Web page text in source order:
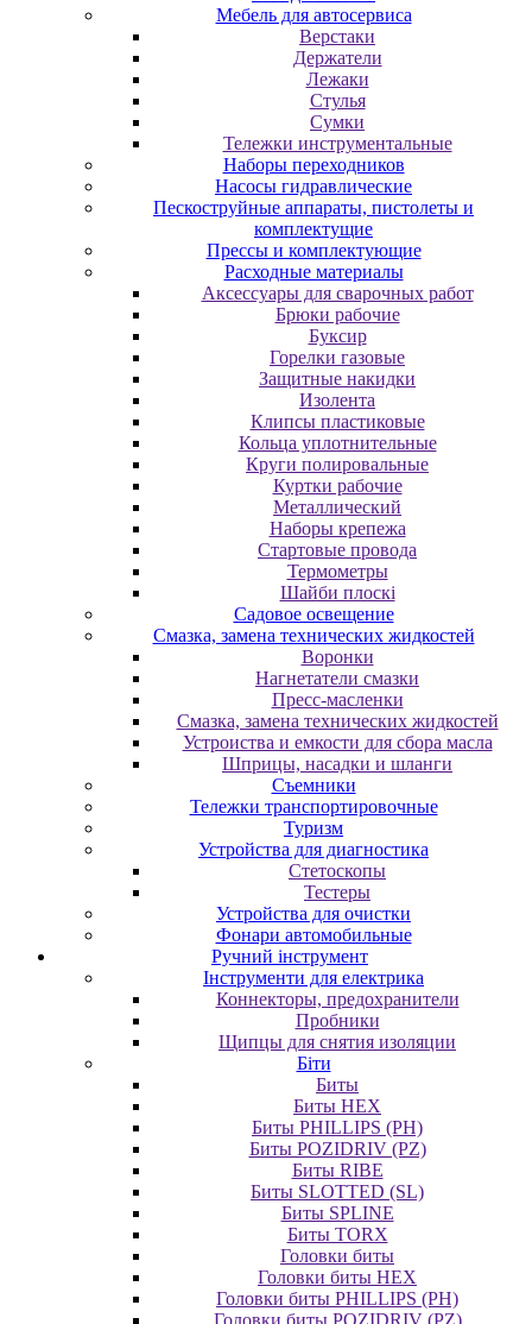
Мебель для автосервиса
Верстаки
Держатели
Лежаки
Стулья
Сумки
Тележки инструментальные
Наборы переходников
Насосы гидравлические
Пескоструйные аппараты, пистолеты и
комплектущие
Прессы и комплектующие
Расходные материалы
Аксессуары для сварочных работ
Брюки рабочие
Буксир
Горелки газовые
Защитные накидки
Изолента
Клипсы пластиковые
Кольца уплотнительные
Круги полировальные
Куртки рабочие
Металлический
Наборы крепежа
Стартовые провода
Термометры
Шайби плоскі
Садовое освещение
Смазка, замена технических жидкостей
Воронки
Нагнетатели смазки
Пресс-масленки
Смазка, замена технических жидкостей
Устроиства и емкости для сбора масла
Шприцы, насадки и шланги
Съемники
Тележки транспортировочные
Туризм
Устройства для диагностика
Стетоскопы
Тестеры
Устройства для очистки
Фонари автомобильные
Ручний інструмент
Інструменти для електрика
Коннекторы, предохранители
Пробники
Щипцы для снятия изоляции
Біти
Биты
Биты HEX
Биты PHILLIPS (PH)
Биты POZIDRIV (PZ)
Биты RIBE
Биты SLOTTED (SL)
Биты SPLINE
Биты TORX
Головки биты
Головки биты HEX
Головки биты PHILLIPS (PH)
Головки биты POZIDRIV (PZ)